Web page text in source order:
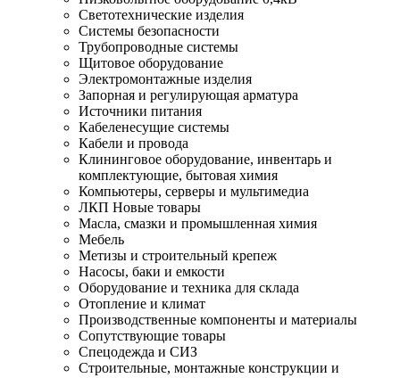
Светотехнические изделия
Системы безопасности
Трубопроводные системы
Щитовое оборудование
Электромонтажные изделия
Запорная и регулирующая арматура
Источники питания
Кабеленесущие системы
Кабели и провода
Клининговое оборудование, инвентарь и
комплектующие, бытовая химия
Компьютеры, серверы и мультимедиа
ЛКП Новые товары
Масла, смазки и промышленная химия
Мебель
Метизы и строительный крепеж
Насосы, баки и емкости
Оборудование и техника для склада
Отопление и климат
Производственные компоненты и материалы
Сопутствующие товары
Спецодежда и СИЗ
Строительные, монтажные конструкции и